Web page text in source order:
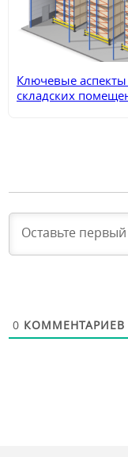
Ключевые
складских
0 КОММЕНТАРИЕВ